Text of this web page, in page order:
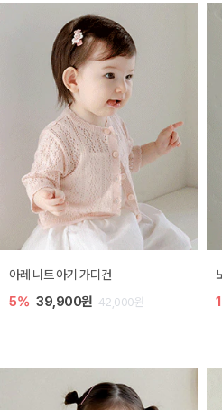
[SIZE ~6Y] 로메이 라운지 셋업
10% 23,400원